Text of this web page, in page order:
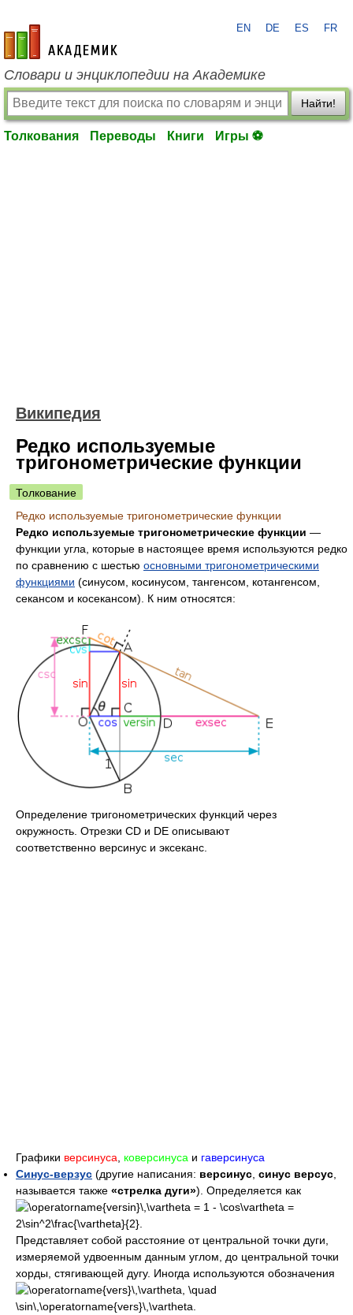
academic.ru
EN DE ES FR
Словари и энциклопедии на Академике
Найти!
Толкования Переводы Книги Игры ⚽
Википедия
Редко используемые
тригонометрические функции
Толкование
Редко используемые тригонометрические функции
Редко используемые тригонометрические функции —
функции угла, которые в настоящее время используются редко
по сравнению с шестью основными тригонометрическими
функциями (синусом, косинусом, тангенсом, котангенсом,
секансом и косекансом). К ним относятся:
Определение тригонометрических функций через
окружность. Отрезки CD и DE описывают
соответственно версинус и эксеканс.
Графики версинуса коверсинуса и гаверсинуса
Синус-верзус (другие написания: версинус синус версус
называется также «стрелка дуги»). Определяется как
Представляет собой расстояние от центральной точки дуги,
измеряемой удвоенным данным углом, до центральной точки
хорды, стягивающей дугу. Иногда используются обозначения